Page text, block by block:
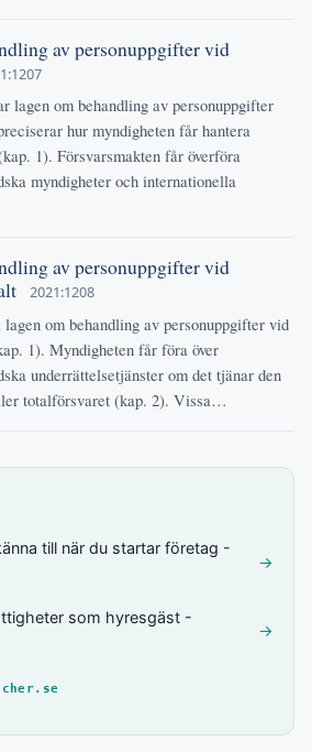
av personuppgifter vid
lagen om behandling av personuppgifter
hur myndigheten får hantera
1). Försvarsmakten får överföra
myndigheter och internationella
av personuppgifter vid
2021:1208
om behandling av personuppgifter vid
1). Myndigheten får föra över
underrättelsetjänster om det tjänar den
totalförsvaret (kap. 2). Vissa…
till när du startar företag -
→
som hyresgäst -
→